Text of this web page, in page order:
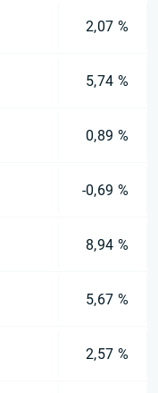
2,07 %
5,74 %
0,89 %
-0,69 %
8,94 %
5,67 %
2,57 %